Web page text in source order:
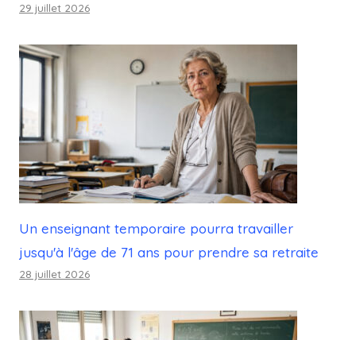
29 juillet 2026
Un enseignant temporaire pourra travailler
jusqu'à l'âge de 71 ans pour prendre sa retraite
28 juillet 2026